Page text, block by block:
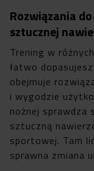
Rozwiązania
sztucznej
Trening w
łatwo
obejmuje
i wygodzie
nożnej sprawdza
sztuczną
sportowej. Tam
sprawna zmiana